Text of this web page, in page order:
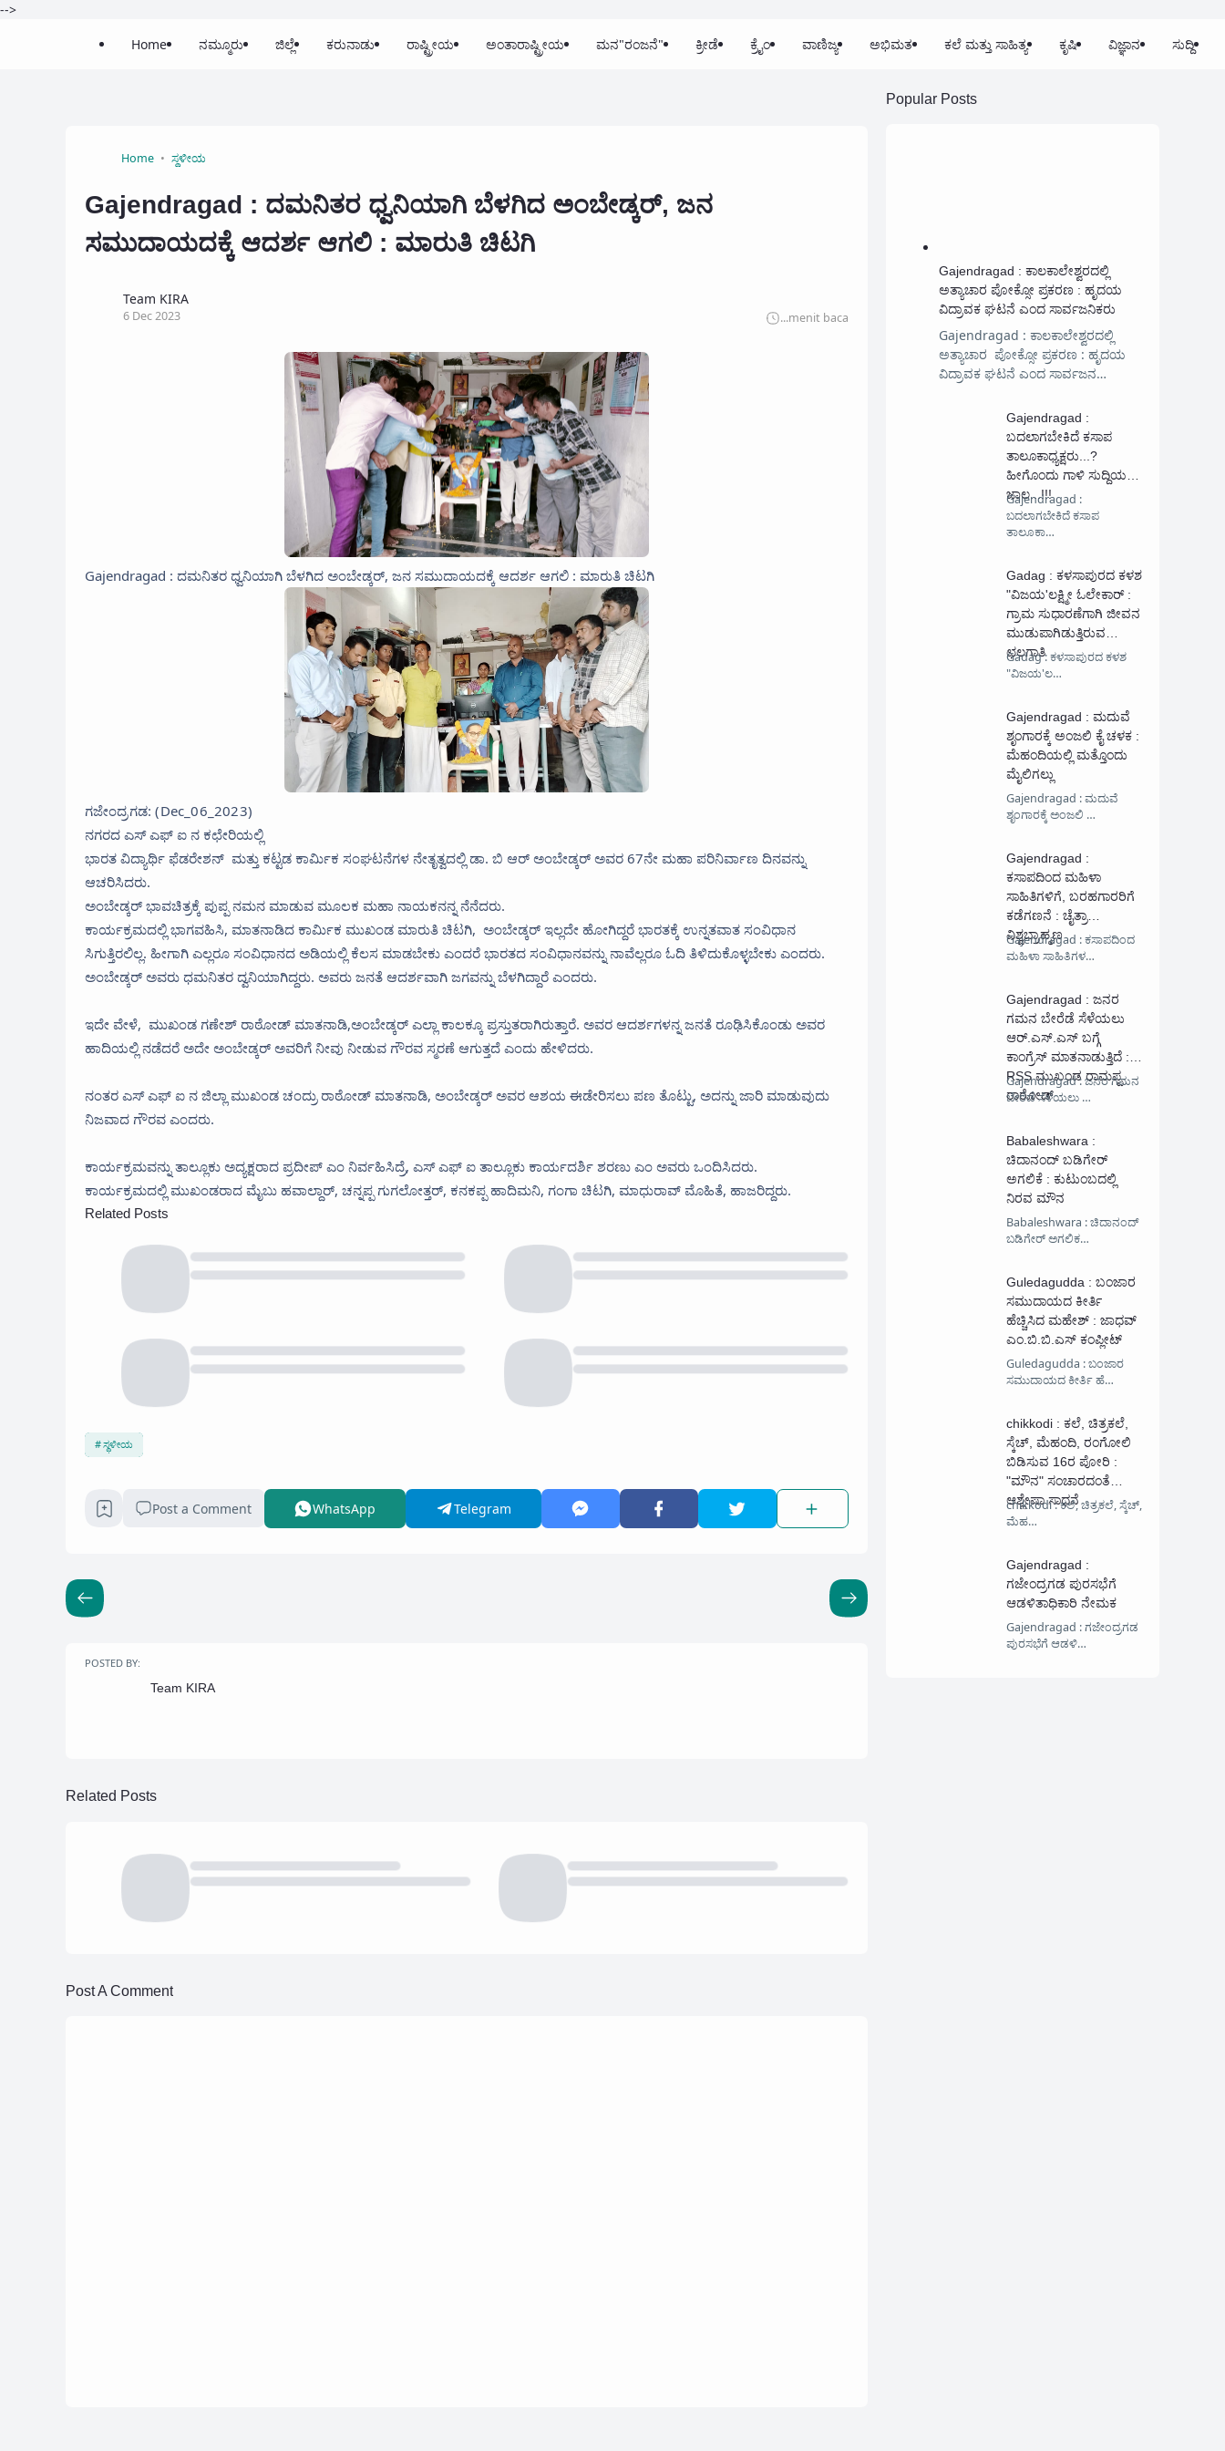
-->
Home
ನಮ್ಮೂರು ಜಿಲ್ಲೆ ಕರುನಾಡು ರಾಷ್ಟ್ರೀಯ ಅಂತಾರಾಷ್ಟ್ರೀಯ ಮನ"ರಂಜನೆ" ಕ್ರೀಡೆ ಕ್ರೈಂ ವಾಣಿಜ್ಯ ಅಭಿಮತ ಕಲೆ ಮತ್ತು ಸಾಹಿತ್ಯ ಕೃಷಿ ವಿಜ್ಞಾನ ಸುದ್ದಿ
Home ಸ್ಥಳೀಯ
Gajendragad : ದಮನಿತರ ಧ್ವನಿಯಾಗಿ ಬೆಳಗಿದ ಅಂಬೇಡ್ಕರ್, ಜನ
ಸಮುದಾಯದಕ್ಕೆ ಆದರ್ಶ ಆಗಲಿ : ಮಾರುತಿ ಚಿಟಗಿ
Team KIRA
6 Dec 2023 ...menit baca
Gajendragad : ದಮನಿತರ ಧ್ವನಿಯಾಗಿ ಬೆಳಗಿದ ಅಂಬೇಡ್ಕರ್, ಜನ ಸಮುದಾಯದಕ್ಕೆ ಆದರ್ಶ ಆಗಲಿ : ಮಾರುತಿ ಚಿಟಗಿ
ಗಜೇಂದ್ರಗಡ: (Dec_06_2023)
ನಗರದ ಎಸ್ ಎಫ್ ಐ ನ ಕಛೇರಿಯಲ್ಲಿ
ಭಾರತ ವಿದ್ಯಾರ್ಥಿ ಫೆಡರೇಶನ್ ಮತ್ತು ಕಟ್ಟಡ ಕಾರ್ಮಿಕ ಸಂಘಟನೆಗಳ ನೇತೃತ್ವದಲ್ಲಿ ಡಾ. ಬಿ ಆರ್ ಅಂಬೇಡ್ಕರ್ ಅವರ 67ನೇ ಮಹಾ ಪರಿನಿರ್ವಾಣ ದಿನವನ್ನು
ಆಚರಿಸಿದರು.
ಅಂಬೇಡ್ಕರ್ ಭಾವಚಿತ್ರಕ್ಕೆ ಪುಪ್ಪ ನಮನ ಮಾಡುವ ಮೂಲಕ ಮಹಾ ನಾಯಕನನ್ನ ನೆನೆದರು.
ಕಾರ್ಯಕ್ರಮದಲ್ಲಿ ಭಾಗವಹಿಸಿ, ಮಾತನಾಡಿದ ಕಾರ್ಮಿಕ ಮುಖಂಡ ಮಾರುತಿ ಚಿಟಗಿ, ಅಂಬೇಡ್ಕರ್ ಇಲ್ಲದೇ ಹೋಗಿದ್ದರೆ ಭಾರತಕ್ಕೆ ಉನ್ನತವಾತ ಸಂವಿಧಾನ
ಸಿಗುತ್ತಿರಲಿಲ್ಲ. ಹೀಗಾಗಿ ಎಲ್ಲರೂ ಸಂವಿಧಾನದ ಅಡಿಯಲ್ಲಿ ಕೆಲಸ ಮಾಡಬೇಕು ಎಂದರೆ ಭಾರತದ ಸಂವಿಧಾನವನ್ನು ನಾವೆಲ್ಲರೂ ಓದಿ ತಿಳಿದುಕೊಳ್ಳಬೇಕು ಎಂದರು.
ಅಂಬೇಡ್ಕರ್ ಅವರು ಧಮನಿತರ ದ್ವನಿಯಾಗಿದ್ದರು. ಅವರು ಜನತೆ ಆದರ್ಶವಾಗಿ ಜಗವನ್ನು ಬೆಳಗಿದ್ದಾರೆ ಎಂದರು.
ಇದೇ ವೇಳೆ, ಮುಖಂಡ ಗಣೇಶ್ ರಾಠೋಡ್ ಮಾತನಾಡಿ,ಅಂಬೇಡ್ಕರ್ ಎಲ್ಲಾ ಕಾಲಕ್ಕೂ ಪ್ರಸ್ತುತರಾಗಿರುತ್ತಾರೆ. ಅವರ ಆದರ್ಶಗಳನ್ನ ಜನತೆ ರೂಢಿಸಿಕೊಂಡು ಅವರ
ಹಾದಿಯಲ್ಲಿ ನಡೆದರೆ ಅದೇ ಅಂಬೇಡ್ಕರ್ ಅವರಿಗೆ ನೀವು ನೀಡುವ ಗೌರವ ಸ್ಮರಣೆ ಆಗುತ್ತದೆ ಎಂದು ಹೇಳಿದರು.
ನಂತರ ಎಸ್ ಎಫ್ ಐ ನ ಜಿಲ್ಲಾ ಮುಖಂಡ ಚಂದ್ರು ರಾಠೋಡ್ ಮಾತನಾಡಿ, ಅಂಬೇಡ್ಕರ್ ಅವರ ಆಶಯ ಈಡೇರಿಸಲು ಪಣ ತೊಟ್ಟು, ಅದನ್ನು ಜಾರಿ ಮಾಡುವುದು
ನಿಜವಾದ ಗೌರವ ಎಂದರು.
ಕಾರ್ಯಕ್ರಮವನ್ನು ತಾಲ್ಲೂಕು ಅದ್ಯಕ್ಷರಾದ ಪ್ರದೀಪ್ ಎಂ ನಿರ್ವಹಿಸಿದ್ರೆ, ಎಸ್ ಎಫ್ ಐ ತಾಲ್ಲೂಕು ಕಾರ್ಯದರ್ಶಿ ಶರಣು ಎಂ ಅವರು ಒಂದಿಸಿದರು.
ಕಾರ್ಯಕ್ರಮದಲ್ಲಿ ಮುಖಂಡರಾದ ಮೈಬು ಹವಾಲ್ದಾರ್, ಚನ್ನಪ್ಪ ಗುಗಲೋತ್ತರ್, ಕನಕಪ್ಪ ಹಾದಿಮನಿ, ಗಂಗಾ ಚಿಟಗಿ, ಮಾಧುರಾವ್ ಮೊಹಿತೆ, ಹಾಜರಿದ್ದರು.
Related Posts
ಸ್ಥಳೀಯ
Post a Comment WhatsApp Telegram
POSTED BY:
Team KIRA
Related Posts
Post A Comment
Popular Posts
Gajendragad : ಕಾಲಕಾಲೇಶ್ವರದಲ್ಲಿ
ಅತ್ಯಾಚಾರ ಪೋಕ್ಸೋ ಪ್ರಕರಣ : ಹೃದಯ
ವಿದ್ರಾವಕ ಘಟನೆ ಎಂದ ಸಾರ್ವಜನಿಕರು
Gajendragad : ಕಾಲಕಾಲೇಶ್ವರದಲ್ಲಿ
ಅತ್ಯಾಚಾರ ಪೋಕ್ಸೋ ಪ್ರಕರಣ : ಹೃದಯ
ವಿದ್ರಾವಕ ಘಟನೆ ಎಂದ ಸಾರ್ವಜನ…
Gajendragad :
ಬದಲಾಗಬೇಕಿದೆ ಕಸಾಪ
ತಾಲೂಕಾಧ್ಯಕ್ಷರು...?
ಹೀಗೊಂದು ಗಾಳಿ ಸುದ್ದಿಯ
ಜಾಲ...!!!
Gajendragad :
ಬದಲಾಗಬೇಕಿದೆ ಕಸಾಪ
ತಾಲೂಕಾ…
Gadag : ಕಳಸಾಪುರದ ಕಳಶ
"ವಿಜಯ'ಲಕ್ಷ್ಮೀ ಓಲೇಕಾರ್ :
ಗ್ರಾಮ ಸುಧಾರಣೆಗಾಗಿ ಜೀವನ‌
ಮುಡುಪಾಗಿಡುತ್ತಿರುವ
ಛಲಗಾತಿ
Gadag : ಕಳಸಾಪುರದ ಕಳಶ
"ವಿಜಯ'ಲ…
Gajendragad : ಮದುವೆ
ಶೃಂಗಾರಕ್ಕೆ ಅಂಜಲಿ ಕೈ ಚಳಕ :
ಮೆಹಂದಿಯಲ್ಲಿ ಮತ್ತೊಂದು
ಮೈಲಿಗಲ್ಲು
Gajendragad : ಮದುವೆ
ಶೃಂಗಾರಕ್ಕೆ ಅಂಜಲಿ …
Gajendragad :
ಕಸಾಪದಿಂದ ಮಹಿಳಾ
ಸಾಹಿತಿಗಳಿಗೆ, ಬರಹಗಾರರಿಗೆ
ಕಡೆಗಣನೆ : ಚೈತ್ರಾ
ವಿಶ್ವಬ್ರಾಹ್ಮಣ
Gajendragad : ಕಸಾಪದಿಂದ
ಮಹಿಳಾ ಸಾಹಿತಿಗಳ…
Gajendragad : ಜನರ
ಗಮನ ಬೇರೆಡೆ ಸೆಳೆಯಲು
ಆರ್.ಎಸ್.ಎಸ್ ಬಗ್ಗೆ
ಕಾಂಗ್ರೆಸ್ ಮಾತನಾಡುತ್ತಿದೆ :
RSS ಮುಖಂಡ ರಾಮಪ್ಪ
ರಾಠೋಡ್
Gajendragad : ಜನರ ಗಮನ
ಬೇರೆಡೆ ಸೆಳೆಯಲು …
Babaleshwara :
ಚಿದಾನಂದ್ ಬಡಿಗೇರ್
ಅಗಲಿಕೆ : ಕುಟುಂಬದಲ್ಲಿ
ನಿರವ ಮೌನ
Babaleshwara : ಚಿದಾನಂದ್
ಬಡಿಗೇರ್ ಅಗಲಿಕ…
Guledagudda : ಬಂಜಾರ
ಸಮುದಾಯದ ಕೀರ್ತಿ
ಹೆಚ್ಚಿಸಿದ ಮಹೇಶ್ : ಜಾಧವ್
ಎಂ.ಬಿ.ಬಿ.ಎಸ್ ಕಂಪ್ಲೀಟ್
Guledagudda : ಬಂಜಾರ
ಸಮುದಾಯದ ಕೀರ್ತಿ ಹೆ…
chikkodi : ಕಲೆ, ಚಿತ್ರಕಲೆ,
ಸ್ಕೆಚ್, ಮೆಹಂದಿ, ರಂಗೋಲಿ
ಬಿಡಿಸುವ 16ರ ಪೋರಿ :
"ಮೌನ" ಸಂಚಾರದಂತೆ
ಆಶ್ಲೇಷಾ ಸಾಧನೆ
chikkodi : ಕಲೆ, ಚಿತ್ರಕಲೆ, ಸ್ಕೆಚ್,
ಮೆಹ…
Gajendragad :
ಗಜೇಂದ್ರಗಡ ಪುರಸಭೆಗೆ
ಆಡಳಿತಾಧಿಕಾರಿ ನೇಮಕ
Gajendragad : ಗಜೇಂದ್ರಗಡ
ಪುರಸಭೆಗೆ ಆಡಳಿ…